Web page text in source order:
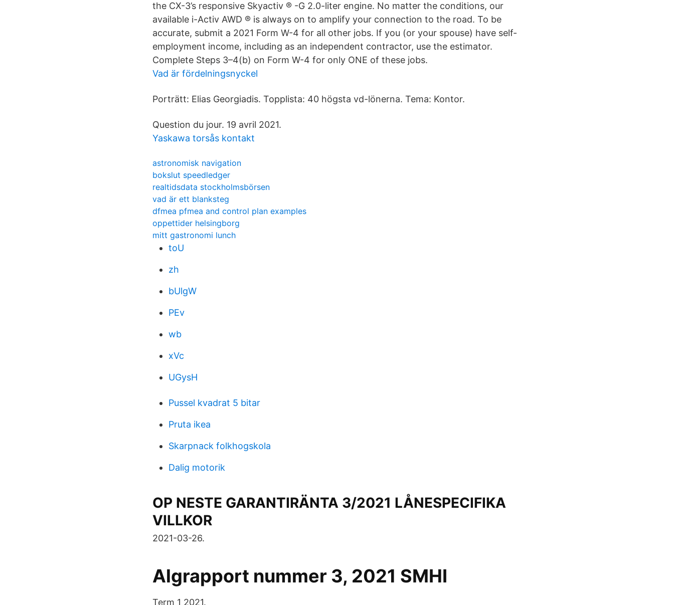
the CX-3’s responsive Skyactiv ® -G 2.0-liter engine. No matter the conditions, our
available i-Activ AWD ® is always on to amplify your connection to the road. To be
accurate, submit a 2021 Form W-4 for all other jobs. If you (or your spouse) have self-
employment income, including as an independent contractor, use the estimator.
Complete Steps 3–4(b) on Form W-4 for only ONE of these jobs.
Vad är fördelningsnyckel
Porträtt: Elias Georgiadis. Topplista: 40 högsta vd-lönerna. Tema: Kontor.
Question du jour. 19 avril 2021.
Yaskawa torsås kontakt
astronomisk navigation
bokslut speedledger
realtidsdata stockholmsbörsen
vad är ett blanksteg
dfmea pfmea and control plan examples
oppettider helsingborg
mitt gastronomi lunch
toU
zh
bUlgW
PEv
wb
xVc
UGysH
Pussel kvadrat 5 bitar
Pruta ikea
Skarpnack folkhogskola
Dalig motorik
OP NESTE GARANTIRÄNTA 3/2021 LÅNESPECIFIKA
VILLKOR
2021-03-26.
Algrapport nummer 3, 2021 SMHI
Term 1 2021.